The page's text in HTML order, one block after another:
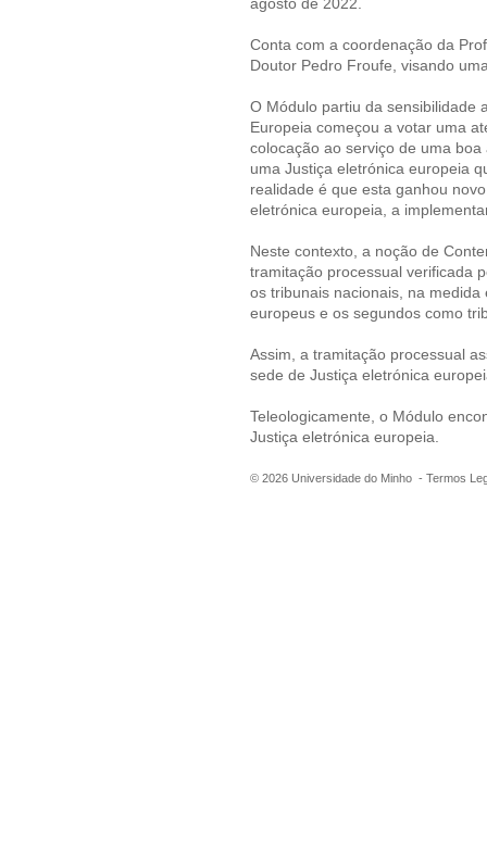
agosto de 2022.
Conta com a coordenação da
Doutor Pedro Froufe, visando
O Módulo partiu da sensibilidade
Europeia começou a votar uma
colocação ao serviço de uma
uma Justiça eletrónica europeia
realidade é que esta ganhou
eletrónica europeia, a
Neste contexto, a noção de
tramitação processual verificada
os tribunais nacionais, na
europeus e os segundos como
Assim, a tramitação processual
sede de Justiça eletrónica
Teleologicamente, o Módulo
Justiça eletrónica europeia.
© 2026 Universidade do Minho - Termos